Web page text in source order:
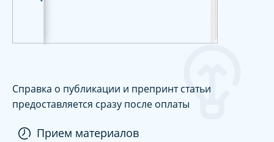
Справка о публикации и препринт статьи
предоставляется сразу после оплаты
Прием материалов